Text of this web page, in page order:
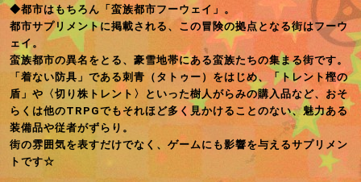
◆都市はもちろん「蛮族都市フーウェイ」。
都市サプリメントに掲載される、この冒険の拠点となる街はフーウ
ェイ。
蛮族都市の異名をとる、豪雪地帯にある蛮族たちの集まる街です。
「着ない防具」である刺青（タトゥー）をはじめ、「トレント樫の
盾」や〈切り株トレント〉といった樹人がらみの購入品など、おそ
らくは他のTRPGでもそれほど多く見かけることのない、魅力ある
装備品や従者がずらり。
街の雰囲気を表すだけでなく、ゲームにも影響を与えるサプリメン
トです☆